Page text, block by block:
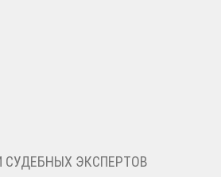
СУДЕБНЫХ ЭКСПЕРТОВ